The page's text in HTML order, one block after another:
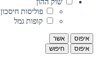
שוק ההון
פוליסות חיסכון
קופות גמל
איפוס
אשר
איפוס
חיפוש